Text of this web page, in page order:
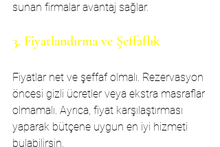
sunan firmalar avantaj sağlar.
3. Fiyatlandırma ve Şeffaflık
Fiyatlar net ve şeffaf olmalı. Rezervasyon
öncesi gizli ücretler veya ekstra masraflar
olmamalı. Ayrıca, fiyat karşılaştırması
yaparak bütçene uygun en iyi hizmeti
bulabilirsin.